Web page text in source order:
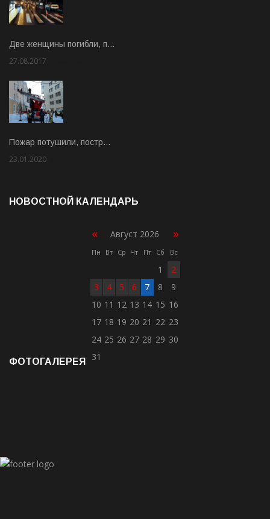
Две женщины погибли, п…
27.08.2017
Пожар потушили, постр…
23.01.2020
НОВОСТНОЙ КАЛЕНДАРЬ
« Август 2026 »
Пн Вт Ср Чт Пт Сб Вс
1
2
3
4 5 6 7 8
9
10 11 12 13 14 15 16
17 18 19 20 21 22 23
24 25 26 27 28 29 30
31
ФОТОГАЛЕРЕЯ